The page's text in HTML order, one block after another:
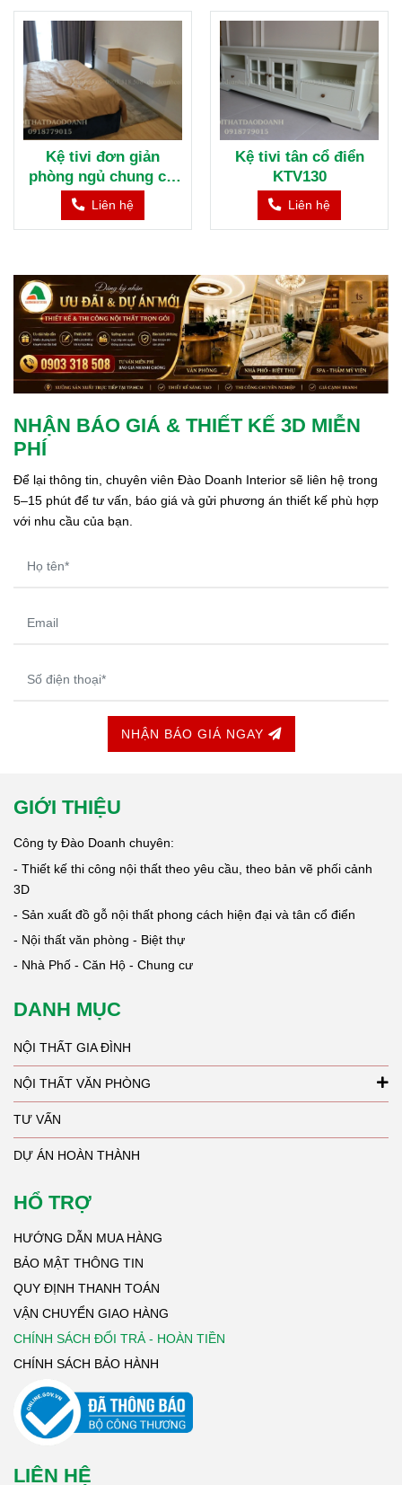
Kệ tivi đơn giản
phòng ngủ chung cư
KTV131
Liên hệ
Kệ tivi tân cổ điển
KTV130
Liên hệ
NHẬN BÁO GIÁ & THIẾT KẾ 3D MIỄN
PHÍ
Để lại thông tin, chuyên viên Đào Doanh Interior sẽ liên hệ trong
5–15 phút để tư vấn, báo giá và gửi phương án thiết kế phù hợp
với nhu cầu của bạn.
NHẬN BÁO GIÁ NGAY
GIỚI THIỆU
Công ty Đào Doanh chuyên:
- Thiết kế thi công nội thất theo yêu cầu, theo bản vẽ phối cảnh
3D
- Sản xuất đồ gỗ nội thất phong cách hiện đại và tân cổ điển
- Nội thất văn phòng - Biệt thự
- Nhà Phố - Căn Hộ - Chung cư
DANH MỤC
NỘI THẤT GIA ĐÌNH
NỘI THẤT VĂN PHÒNG
TƯ VẤN
DỰ ÁN HOÀN THÀNH
HỔ TRỢ
HƯỚNG DẪN MUA HÀNG
BẢO MẬT THÔNG TIN
QUY ĐỊNH THANH TOÁN
VẬN CHUYỂN GIAO HÀNG
CHÍNH SÁCH ĐỔI TRẢ - HOÀN TIỀN
CHÍNH SÁCH BẢO HÀNH
LIÊN HỆ